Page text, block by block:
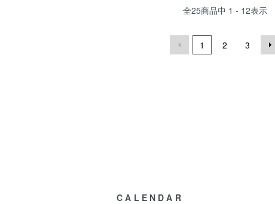
全25商品中 1 - 12表示
1 2 3
CALENDAR